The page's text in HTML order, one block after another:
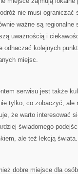
nie musi ograniczać
ważne są
uważnością i
odhaczać kolejnych
miejsc.
serwisu jest także
tylko, co zobaczyć, ale
że warto interesować
świadomego
ale też lekcją świata.
dobre miejsce dla